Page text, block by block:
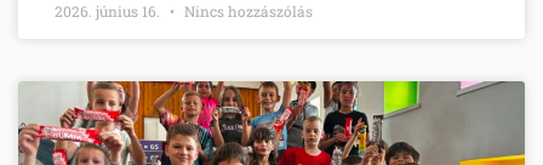
2026. június 16. Nincs hozzászólás